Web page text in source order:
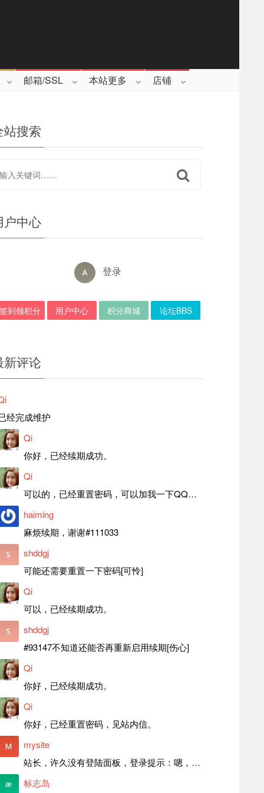
邮箱/SSL 本站更多 店铺
站搜索
户中心
登录
签到领积分 用户中心 积分商城 论坛BBS
新评论
经完成维护
Qi
你好，已经续期成功。
Qi
可以的，已经重置密码，可以加我一下QQ，留言后我就发密码给你。
haiming
麻烦续期，谢谢#111033
shddgj
可能还需要重置一下密码[可怜]
Qi
可以，已经续期成功。
shddgj
#93147不知道还能否再重新启用续期[伤心]
Qi
你好，已经续期成功。
Qi
你好，已经重置密码，见站内信。
mysite
站长，许久没有登陆面板，登录提示：嗯，登录详细信息似乎不正确。请重试。 网站还可以正常使用。如果是密码问题请帮忙重置一下密码。谢谢。订单号：97790，账号：aa20210950。 站长，提交了工单，你回复续期成功，不过我的问题是面部登陆信息有问题，一直是初始密码，现在无法登陆，有时间麻烦排查一下。
标志岛